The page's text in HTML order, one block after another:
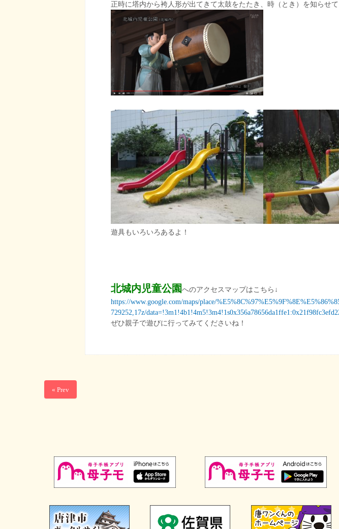
正時に塔内から袴人形が出てきて太鼓をたたき、時（とき）を知らせて
遊具もいろいろあるよ！
北城内児童公園 へのアクセスマップはこちら↓
https://www.google.com/maps/place/
729252,17z/
ぜひ親子で遊びに行ってみてくださいね！
« Prev